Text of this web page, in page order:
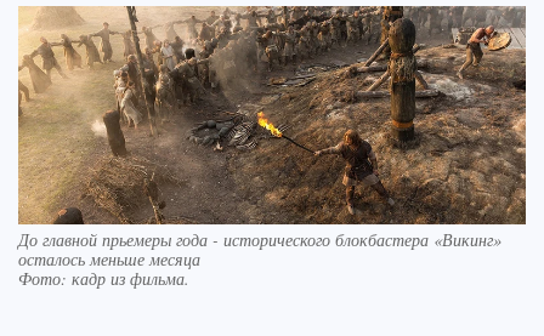
До главной прьемеры года - исторического блокбастера «Викинг»
осталось меньше месяца
Фото: кадр из фильма.